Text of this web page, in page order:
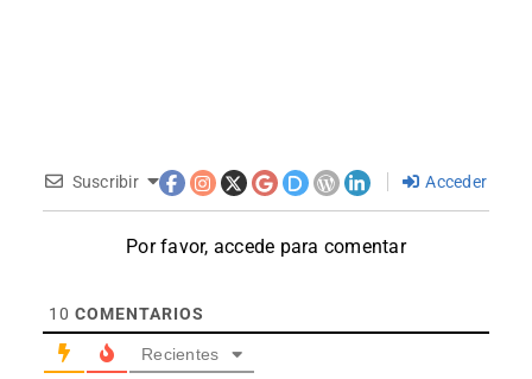
Suscribir Acceder
Por favor, accede para comentar
10 COMENTARIOS
Recientes